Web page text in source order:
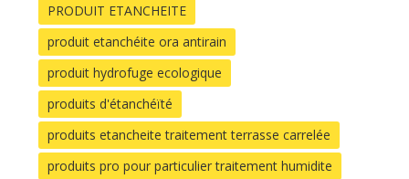
PRODUIT ETANCHEITE
produit etanchéite ora antirain
produit hydrofuge ecologique
produits d'étanchéïté
produits etancheite traitement terrasse carrelée
produits pro pour particulier traitement humidite